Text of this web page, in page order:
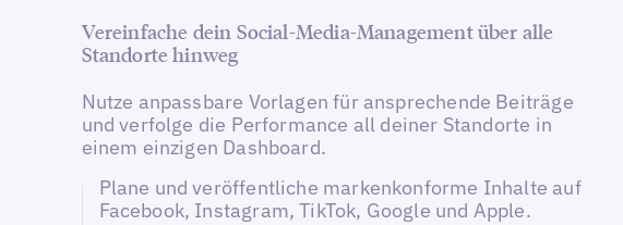
Vereinfache dein Social-Media-Management über alle
Standorte hinweg
Nutze anpassbare Vorlagen für ansprechende Beiträge
und verfolge die Performance all deiner Standorte in
einem einzigen Dashboard.
Plane und veröffentliche markenkonforme Inhalte auf
Facebook, Instagram, TikTok, Google und Apple.